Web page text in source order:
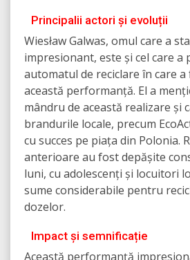
Principalii actori și evoluții
Wiesław Galwas, omul care a
impresionant, este și cel care a
automatul de reciclare în care
această performanță. El a
mândru de această realizare și
brandurile locale, precum
cu succes pe piața din Polonia.
anterioare au fost depășite
luni, cu adolescenți și locuitori
sume considerabile pentru
dozelor.
Impact și semnificație
Această performanță